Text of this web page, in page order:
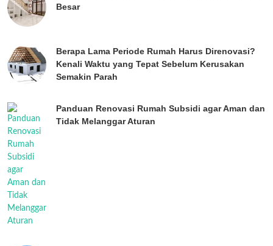
Besar
Berapa Lama Periode Rumah Harus Direnovasi?
Kenali Waktu yang Tepat Sebelum Kerusakan
Semakin Parah
Panduan Renovasi Rumah Subsidi agar Aman dan
Tidak Melanggar Aturan